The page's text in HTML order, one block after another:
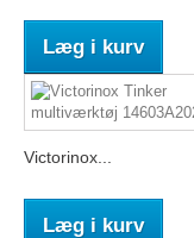
Læg i kurv
Victorinox...
Læg i kurv